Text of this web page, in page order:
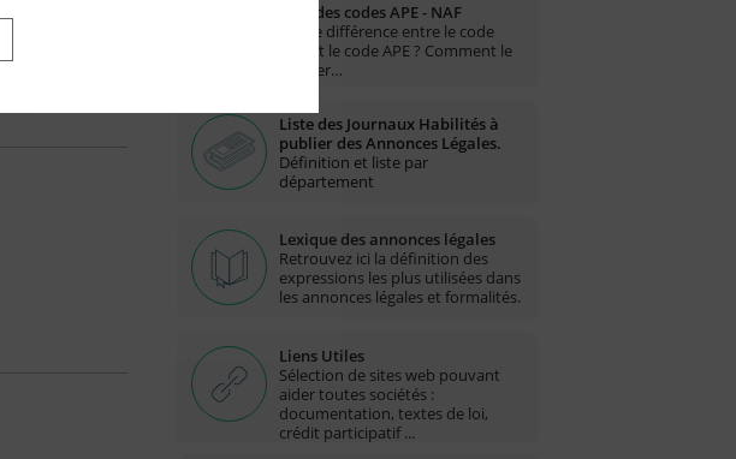
Liste des codes APE - NAF
Quelle différence entre le code
NAF et le code APE ? Comment le
trouver…
Liste des Journaux Habilités à
publier des Annonces Légales.
Définition et liste par
département
Lexique des annonces légales
Retrouvez ici la définition des
expressions les plus utilisées dans
les annonces légales et formalités.
Liens Utiles
Sélection de sites web pouvant
aider toutes sociétés :
documentation, textes de loi,
crédit participatif ...